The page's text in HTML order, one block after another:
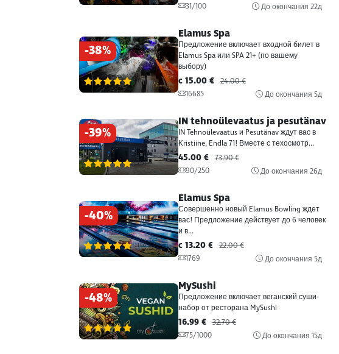
31/100
До окончания22д
-38%
(6)
Elamus Spa
Предложение включает входной билет в
Elamus Spa или SPA 21+ (по вашему
выбору)
c 15.00 € 24.00 €
16685
До окончания5д
-39%
(6)
IN tehnoülevaatus ja pesutänav
IN Tehnoülevaatus и Pesutänav ждут вас в
Kristiine, Endla 71! Вместе с техосмотр...
45.00 € 73.90 €
90/250
До окончания26д
-40%
(6)
Elamus Spa
Совершенно новый Elamus Bowling ждет
вас! Предложение действует до 6 человек
и в...
c 13.20 € 22.00 €
1769
До окончания5д
-48%
(6)
MySushi
Предложение включает веганский суши-
набор от ресторана MySushi
16.99 € 32.70 €
75/1000
До окончания15д